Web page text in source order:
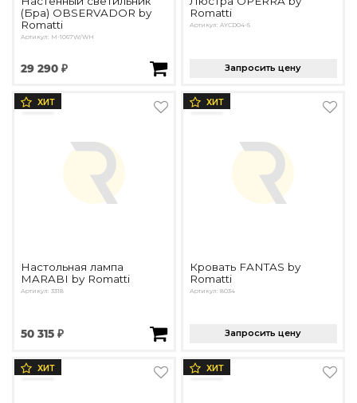
(Бра) OBSERVADOR by
Romatti
Артикул: M-1067W/WH
29 290 ₽
Romatti
Артикул: AYCD04-5
Запросить цену
ХИТ
Настольная лампа
MARABI by Romatti
Артикул: 3318
50 315 ₽
ХИТ
Кровать FANTAS by
Romatti
Артикул: 8034
Запросить цену
ХИТ ХИТ